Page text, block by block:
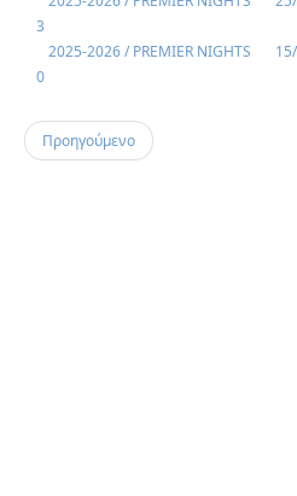
3
2025-2026 / PREMIER NIGHTS
0
Προηγούμενο